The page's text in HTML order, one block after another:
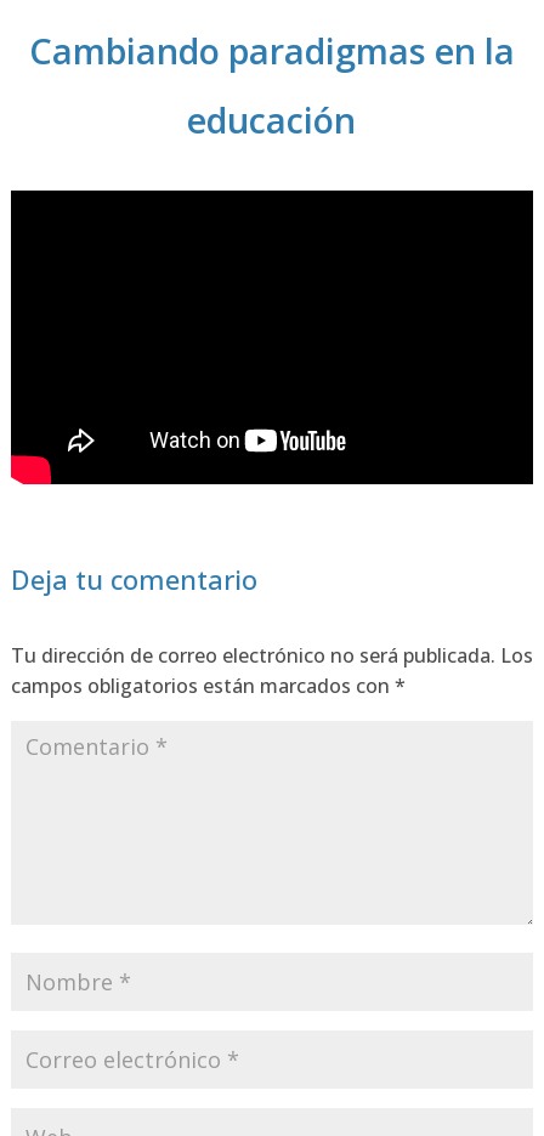
Cambiando paradigmas en la
educación
Deja tu comentario
Tu dirección de correo electrónico no será publicada. Los
campos obligatorios están marcados con *